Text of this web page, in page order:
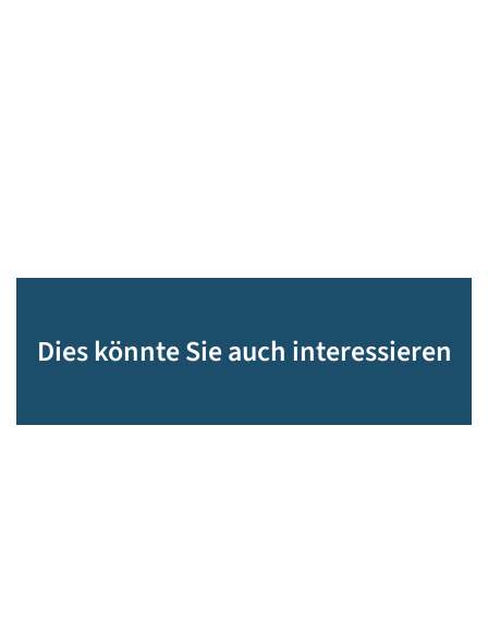
Dies könnte Sie auch interessieren